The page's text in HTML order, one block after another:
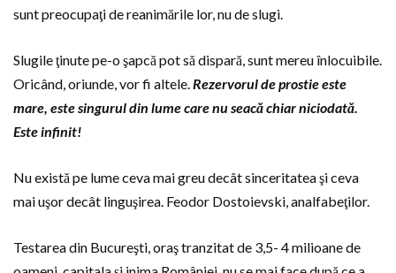
sunt preocupaţi de reanimările lor, nu de slugi.
Slugile ţinute pe-o şapcă pot să dispară, sunt mereu înlocuibile.
Oricând, oriunde, vor fi altele.Rezervorul de prostie este
mare, este singurul din lume care nu seacă chiar niciodată.
Este infinit!
Nu există pe lume ceva mai greu decât sinceritatea şi ceva
mai uşor decât linguşirea. Feodor Dostoievski, analfabeţilor.
Testarea din Bucureşti, oraş tranzitat de 3,5- 4 milioane de